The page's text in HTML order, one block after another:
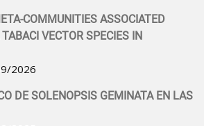
COMMUNITIES ASSOCIATED
VECTOR SPECIES IN
2026
DE SOLENOPSIS GEMINATA EN LAS